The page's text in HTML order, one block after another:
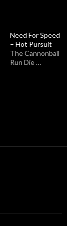
Need For Speed
– Hot Pursuit
The Cannonball
Run Die …